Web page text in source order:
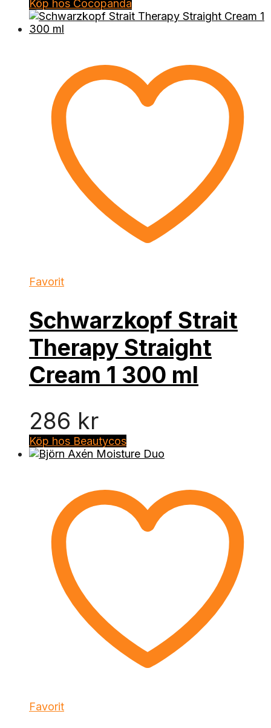
Köp hos Cocopanda
Favorit
Schwarzkopf Strait
Therapy Straight
Cream 1 300 ml
286 kr
Köp hos Beautycos
Favorit